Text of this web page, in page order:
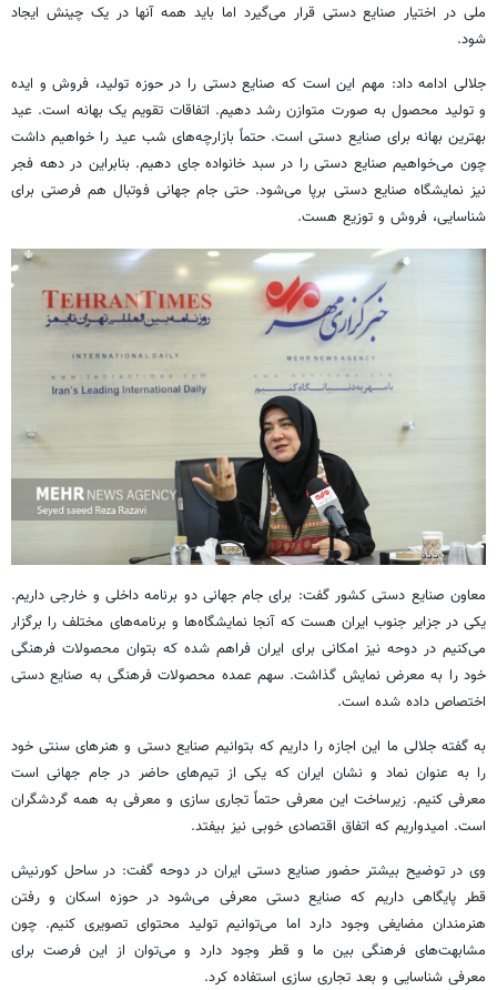
ملی در اختیار صنایع دستی قرار می‌گیرد اما باید همه آنها در یک چینش ایجاد
شود.
جلالی ادامه داد: مهم این است که صنایع دستی را در حوزه تولید، فروش و ایده
و تولید محصول به صورت متوازن رشد دهیم. اتفاقات تقویم یک بهانه است. عید
بهترین بهانه برای صنایع دستی است. حتماً بازارچه‌های شب عید را خواهیم داشت
چون می‌خواهیم صنایع دستی را در سبد خانواده جای دهیم. بنابراین در دهه فجر
نیز نمایشگاه صنایع دستی برپا می‌شود. حتی جام جهانی فوتبال هم فرصتی برای
شناسایی، فروش و توزیع هست.
معاون صنایع دستی کشور گفت: برای جام جهانی دو برنامه داخلی و خارجی داریم.
یکی در جزایر جنوب ایران هست که آنجا نمایشگاه‌ها و برنامه‌های مختلف را برگزار
می‌کنیم در دوحه نیز امکانی برای ایران فراهم شده که بتوان محصولات فرهنگی
خود را به معرض نمایش گذاشت. سهم عمده محصولات فرهنگی به صنایع دستی
اختصاص داده شده است.
به گفته جلالی ما این اجازه را داریم که بتوانیم صنایع دستی و هنرهای سنتی خود
را به عنوان نماد و نشان ایران که یکی از تیم‌های حاضر در جام جهانی است
معرفی کنیم. زیرساخت این معرفی حتماً تجاری سازی و معرفی به همه گردشگران
است. امیدواریم که اتفاق اقتصادی خوبی نیز بیفتد.
وی در توضیح بیشتر حضور صنایع دستی ایران در دوحه گفت: در ساحل کورنیش
قطر پایگاهی داریم که صنایع دستی معرفی می‌شود در حوزه اسکان و رفتن
هنرمندان مضایغی وجود دارد اما می‌توانیم تولید محتوای تصویری کنیم. چون
مشابهت‌های فرهنگی بین ما و قطر وجود دارد و می‌توان از این فرصت برای
معرفی شناسایی و بعد تجاری سازی استفاده کرد.